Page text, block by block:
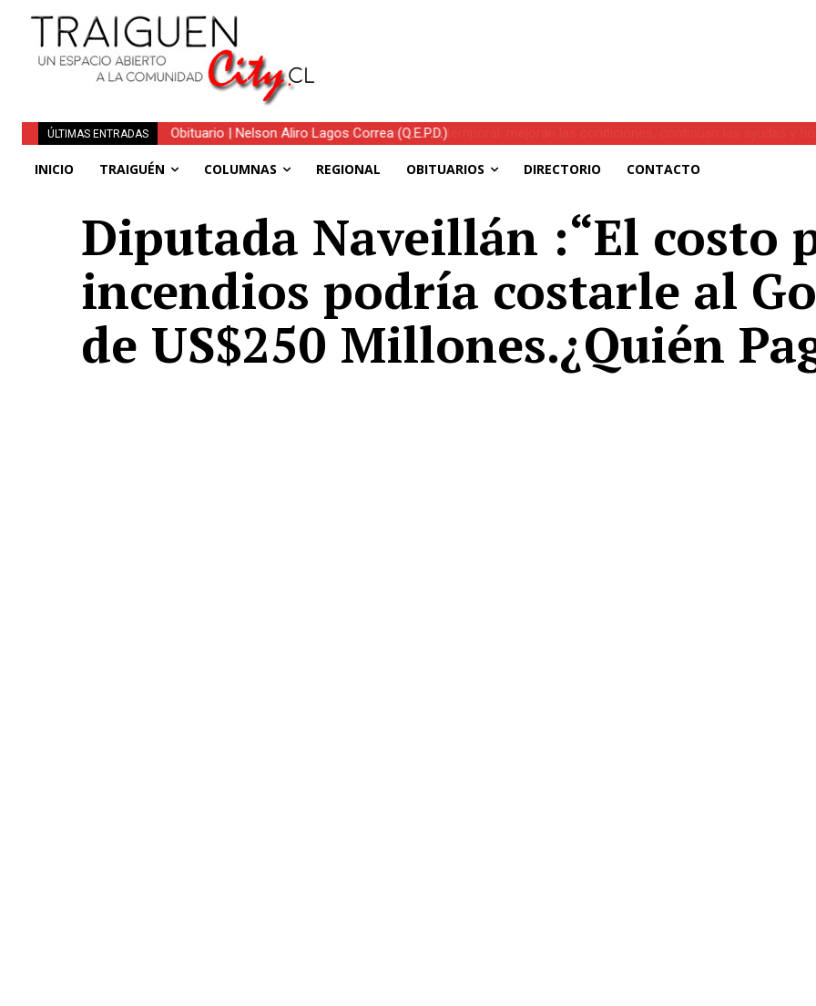
ÚLTIMAS ENTRADAS
Traiguén consolida su recuperación tras el temporal: mejoran las condiciones, continúan las ayudas y hoy
INICIO TRAIGUÉN COLUMNAS REGIONAL OBITUARIOS DIRECTORIO CONTACTO
Diputada Naveillán :“El costo
incendios podría costarle al
de US$250 Millones.¿Quién